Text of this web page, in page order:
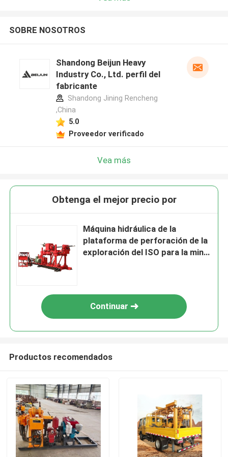
SOBRE NOSOTROS
Shandong Beijun Heavy
Industry Co., Ltd. perfil del
fabricante
Shandong Jining Rencheng
,China
5.0
Proveedor verificado
Vea más
Obtenga el mejor precio por
Máquina hidráulica de la
plataforma de perforación de la
exploración del ISO para la mina
Continuar
Productos recomendados